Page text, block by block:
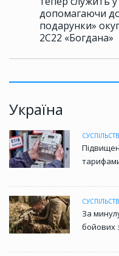
допомагаючи
подарунки»
2С22 «Богдана»
Україна
За
бойових